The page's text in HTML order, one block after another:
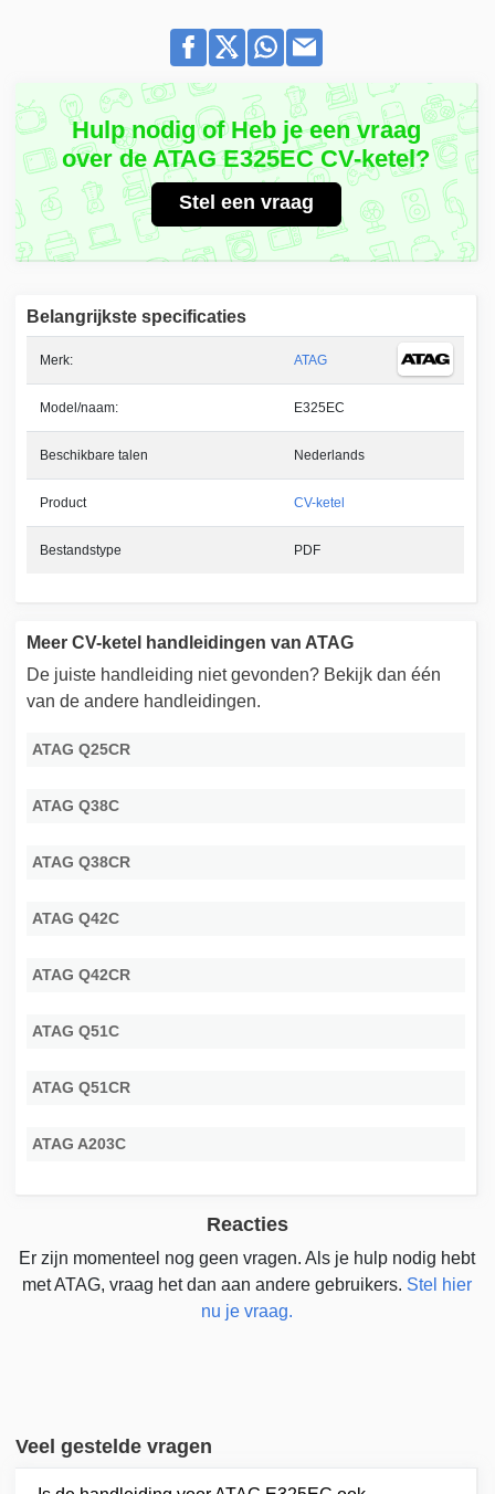
Hulp nodig of Heb je een vraag
over de ATAG E325EC CV-ketel?
Stel een vraag
Belangrijkste specificaties
Merk: ATAG
Model/naam: E325EC
Beschikbare talen Nederlands
Product CV-ketel
Bestandstype PDF
Meer CV-ketel handleidingen van ATAG
De juiste handleiding niet gevonden? Bekijk dan één
van de andere handleidingen.
ATAG Q25CR
ATAG Q38C
ATAG Q38CR
ATAG Q42C
ATAG Q42CR
ATAG Q51C
ATAG Q51CR
ATAG A203C
Reacties
Er zijn momenteel nog geen vragen. Als je hulp nodig hebt
met ATAG, vraag het dan aan andere gebruikers. Stel hier
nu je vraag.
Veel gestelde vragen